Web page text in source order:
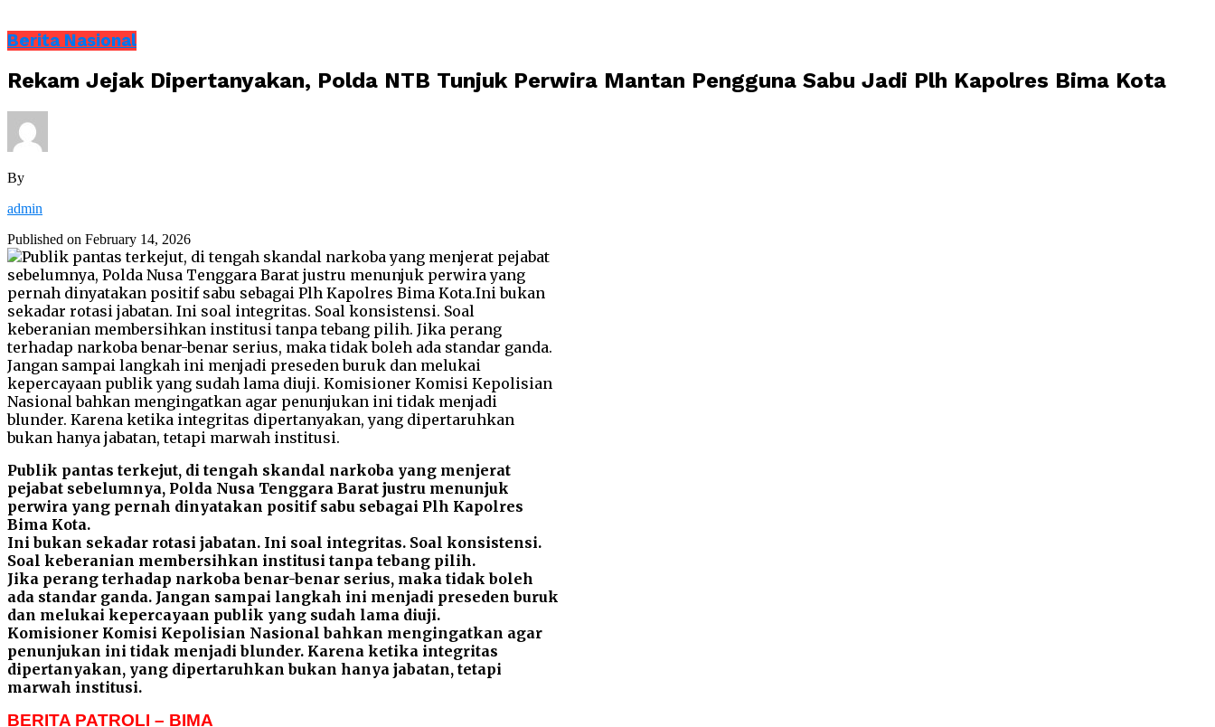
Berita Nasional
Rekam Jejak Dipertanyakan, Polda NTB Tunjuk Perwira Mantan Pengguna Sabu Jadi Plh Kapolres Bima Kota
By
admin
Published on February 14, 2026
Publik pantas terkejut, di tengah skandal narkoba yang menjerat
pejabat sebelumnya, Polda Nusa Tenggara Barat justru menunjuk
perwira yang pernah dinyatakan positif sabu sebagai Plh Kapolres
Bima Kota.
Ini bukan sekadar rotasi jabatan. Ini soal integritas. Soal konsistensi.
Soal keberanian membersihkan institusi tanpa tebang pilih.
Jika perang terhadap narkoba benar-benar serius, maka tidak boleh
ada standar ganda. Jangan sampai langkah ini menjadi preseden buruk
dan melukai kepercayaan publik yang sudah lama diuji.
Komisioner Komisi Kepolisian Nasional bahkan mengingatkan agar
penunjukan ini tidak menjadi blunder. Karena ketika integritas
dipertanyakan, yang dipertaruhkan bukan hanya jabatan, tetapi
marwah institusi.
BERITA PATROLI – BIMA